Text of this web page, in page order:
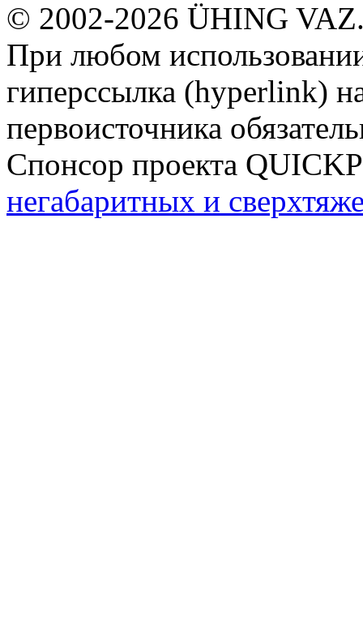
© 2002-2026 ÜHING
При любом
гиперссылка (hyperlink)
первоисточника
Спонсор проекта
негабаритных и